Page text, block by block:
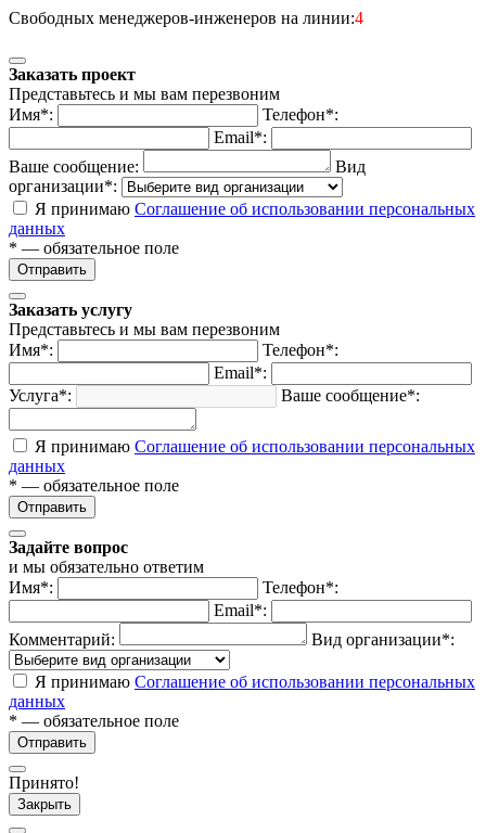
Свободных менеджеров-инженеров на линии:4
Заказать проект
Представьтесь и мы вам перезвоним
Имя*:
Телефон*:
Email*:
Ваше сообщение:
Вид
организации*:
Я принимаю Соглашение об использовании персональных
данных
* — обязательное поле
Отправить
Заказать услугу
Представьтесь и мы вам перезвоним
Имя*:
Телефон*:
Email*:
Услуга*:
Ваше сообщение*:
Я принимаю Соглашение об использовании персональных
данных
* — обязательное поле
Отправить
Задайте вопрос
и мы обязательно ответим
Имя*:
Телефон*:
Email*:
Комментарий:
Вид организации*:
Я принимаю Соглашение об использовании персональных
данных
* — обязательное поле
Отправить
Принято!
Закрыть